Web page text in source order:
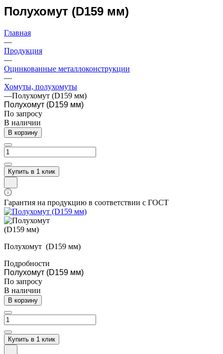
Полухомут (D159 мм)
Главная
—
Продукция
—
Оцинкованные металлоконструкции
—
Хомуты, полухомуты
—Полухомут (D159 мм)
Полухомут (D159 мм)
По запросу
В наличии
В корзину
Купить в 1 клик
Гарантия на продукцию в соответствии с ГОСТ
Полухомут (D159 мм)
Подробности
Полухомут (D159 мм)
По запросу
В наличии
В корзину
Купить в 1 клик